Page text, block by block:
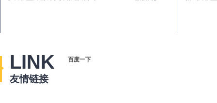
LINK
友情链接
百度一下